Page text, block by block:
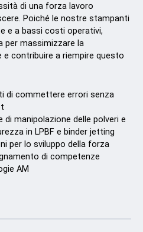
di una forza lavoro
Poiché le nostre stampanti
e a bassi costi operativi,
per massimizzare la
contribuire a riempire questo
di commettere errori senza
di manipolazione delle polveri e
in LPBF e binder jetting
per lo sviluppo della forza
di competenze
AM